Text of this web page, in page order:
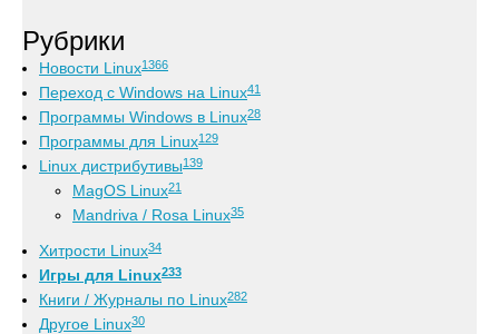
Рубрики
Новости Linux1366
Переход с Windows на Linux41
Программы Windows в Linux28
Программы для Linux129
Linux дистрибутивы139
MagOS Linux21
Mandriva / Rosa Linux35
Хитрости Linux34
Игры для Linux233
Книги / Журналы по Linux282
Другое Linux30